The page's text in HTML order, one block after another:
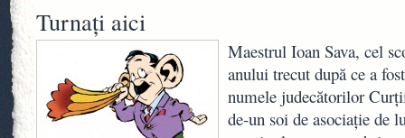
Turnaţi aici
Maestrul Ioan Sava, cel
anului trecut după ce a
numele judecătorilor
de-un soi de asociaţie